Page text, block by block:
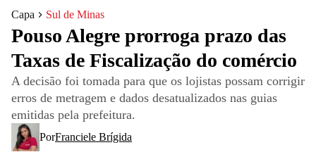
Capa Sul de Minas
Pouso Alegre prorroga prazo das
Taxas de Fiscalização do comércio
A decisão foi tomada para que os lojistas possam corrigir
erros de metragem e dados desatualizados nas guias
emitidas pela prefeitura.
PorFranciele Brígida